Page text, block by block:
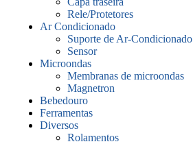
Rele/Protetores
Ar Condicionado
Suporte de Ar-Condicionado
Sensor
Microondas
Membranas de microondas
Magnetron
Bebedouro
Ferramentas
Diversos
Rolamentos